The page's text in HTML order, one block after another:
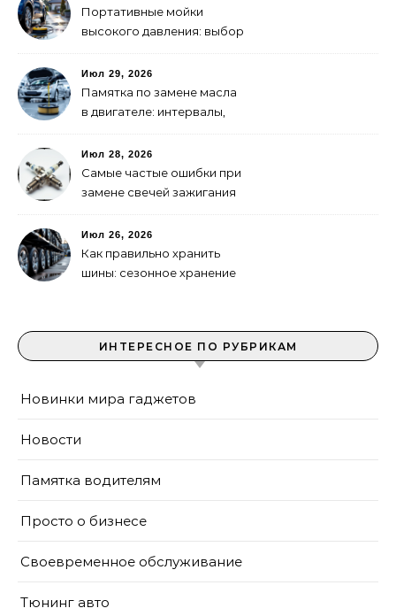
Портативные мойки
высокого давления: выбор
мойки авто
Июл 29, 2026
Памятка по замене масла
в двигателе: интервалы,
Июл 28, 2026
Самые частые ошибки при
замене свечей зажигания
Июл 26, 2026
Как правильно хранить
шины: сезонное хранение
ИНТЕРЕСНОЕ ПО РУБРИКАМ
Новинки мира гаджетов
Новости
Памятка водителям
Просто о бизнесе
Своевременное обслуживание
Тюнинг авто